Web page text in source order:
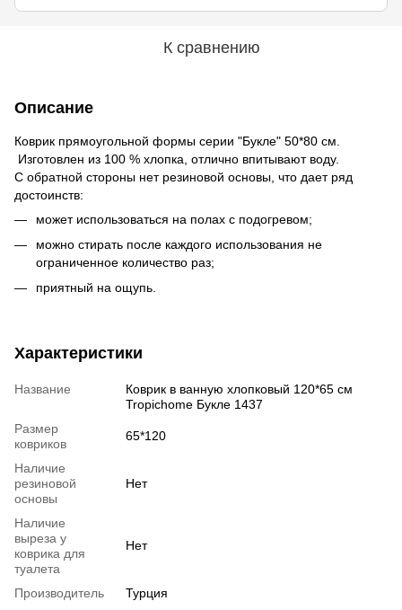
К сравнению
Описание
Коврик прямоугольной формы серии "Букле" 50*80 см.
Изготовлен из 100 % хлопка, отлично впитывают воду.
С обратной стороны нет резиновой основы, что дает ряд
достоинств:
может использоваться на полах с подогревом;
можно стирать после каждого использования не
ограниченное количество раз;
приятный на ощупь.
Характеристики
Название
Коврик в ванную хлопковый 120*65 см
Tropichome Букле 1437
Размер
ковриков
65*120
Наличие
резиновой
основы
Нет
Наличие
выреза у
коврика для
туалета
Нет
Производитель Турция